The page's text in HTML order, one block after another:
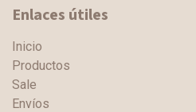
Enlaces útiles
Inicio
Productos
Sale
Envíos